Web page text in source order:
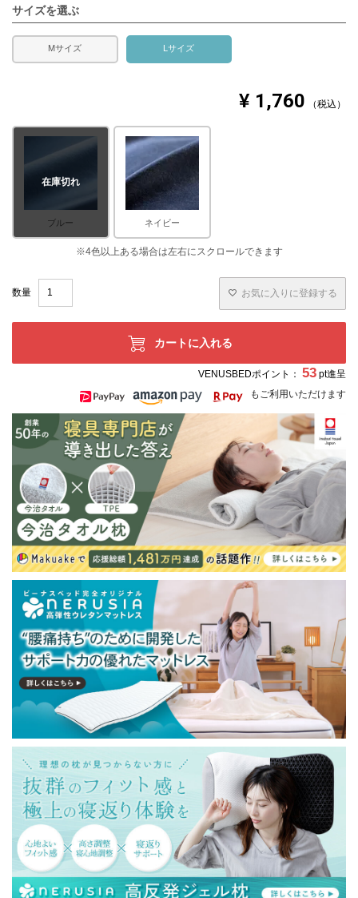
サイズを選ぶ
Mサイズ Lサイズ
¥ 1,760 税込
ブルー
在庫切れ
ネイビー
お気に入りに登録する
カートに入れる
VENUSBEDポイント： 53 pt進呈
もご利用いただけます